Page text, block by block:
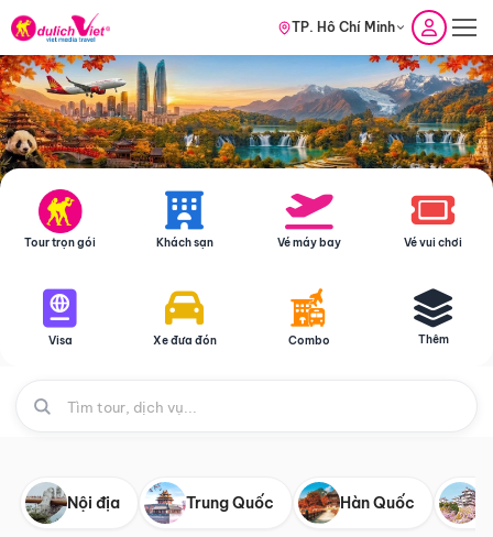
TP. Hồ Chí Minh
Tour trọn gói Khách sạn Vé máy bay Vé vui chơi
Visa Xe đưa đón Combo Thêm
Nội địa Trung Quốc Hàn Quốc